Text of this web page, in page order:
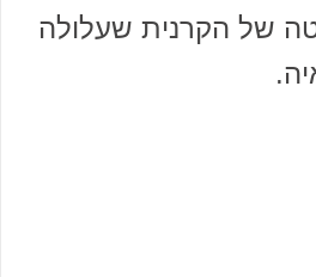
של הקרנית שעלולה